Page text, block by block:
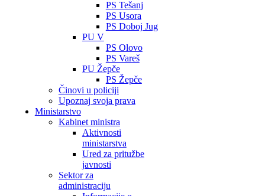
PS Tešanj
PS Usora
PS Doboj Jug
PU V
PS Olovo
PS Vareš
PU Žepče
PS Žepče
Činovi u policiji
Upoznaj svoja prava
Ministarstvo
Kabinet ministra
Aktivnosti
ministarstva
Ured za pritužbe
javnosti
Sektor za
administraciju